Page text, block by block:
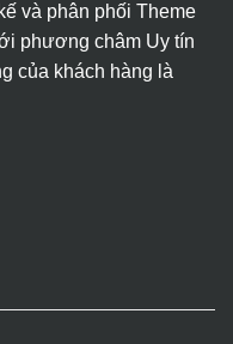
và phân phối Theme
phương châm Uy tín
của khách hàng là